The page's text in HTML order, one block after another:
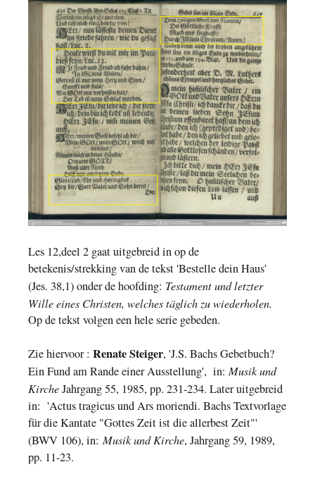
Les 12,deel 2 gaat uitgebreid in op de
betekenis/strekking van de tekst 'Bestelle dein Haus'
(Jes. 38,1) onder de hoofding: Testament und letzter
Wille eines Christen, welches täglich zu wiederholen.
Op de tekst volgen een hele serie gebeden.
Zie hiervoor : Renate Steiger, 'J.S. Bachs Gebetbuch?
Ein Fund am Rande einer Ausstellung', in: Musik und
KircheJahrgang 55, 1985, pp. 231-234. Later uitgebreid
in: 'Actus tragicus und Ars moriendi. Bachs Textvorlage
für die Kantate "Gottes Zeit ist die allerbest Zeit"'
(BWV 106), in: Musik und Kirche, Jahrgang 59, 1989,
pp. 11-23.